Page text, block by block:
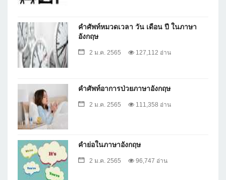
คำศัพท์หมวดเวลา วัน เดือน ปี ในภาษา
อังกฤษ
2 ม.ค. 2565 127,112 อ่าน
คำศัพท์อาการป่วยภาษาอังกฤษ
2 ม.ค. 2565 111,358 อ่าน
คำย่อในภาษาอังกฤษ
2 ม.ค. 2565 96,747 อ่าน